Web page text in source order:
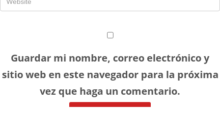
Guardar mi nombre, correo electrónico y
sitio web en este navegador para la próxima
vez que haga un comentario.